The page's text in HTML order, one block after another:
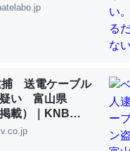
表】昆虫学の大問題＝「昆虫は
とカルシウムを大量に使う
な…。腹足類だと殻を無く
捕 送電ケーブル
疑い 富山県
載）｜KNB